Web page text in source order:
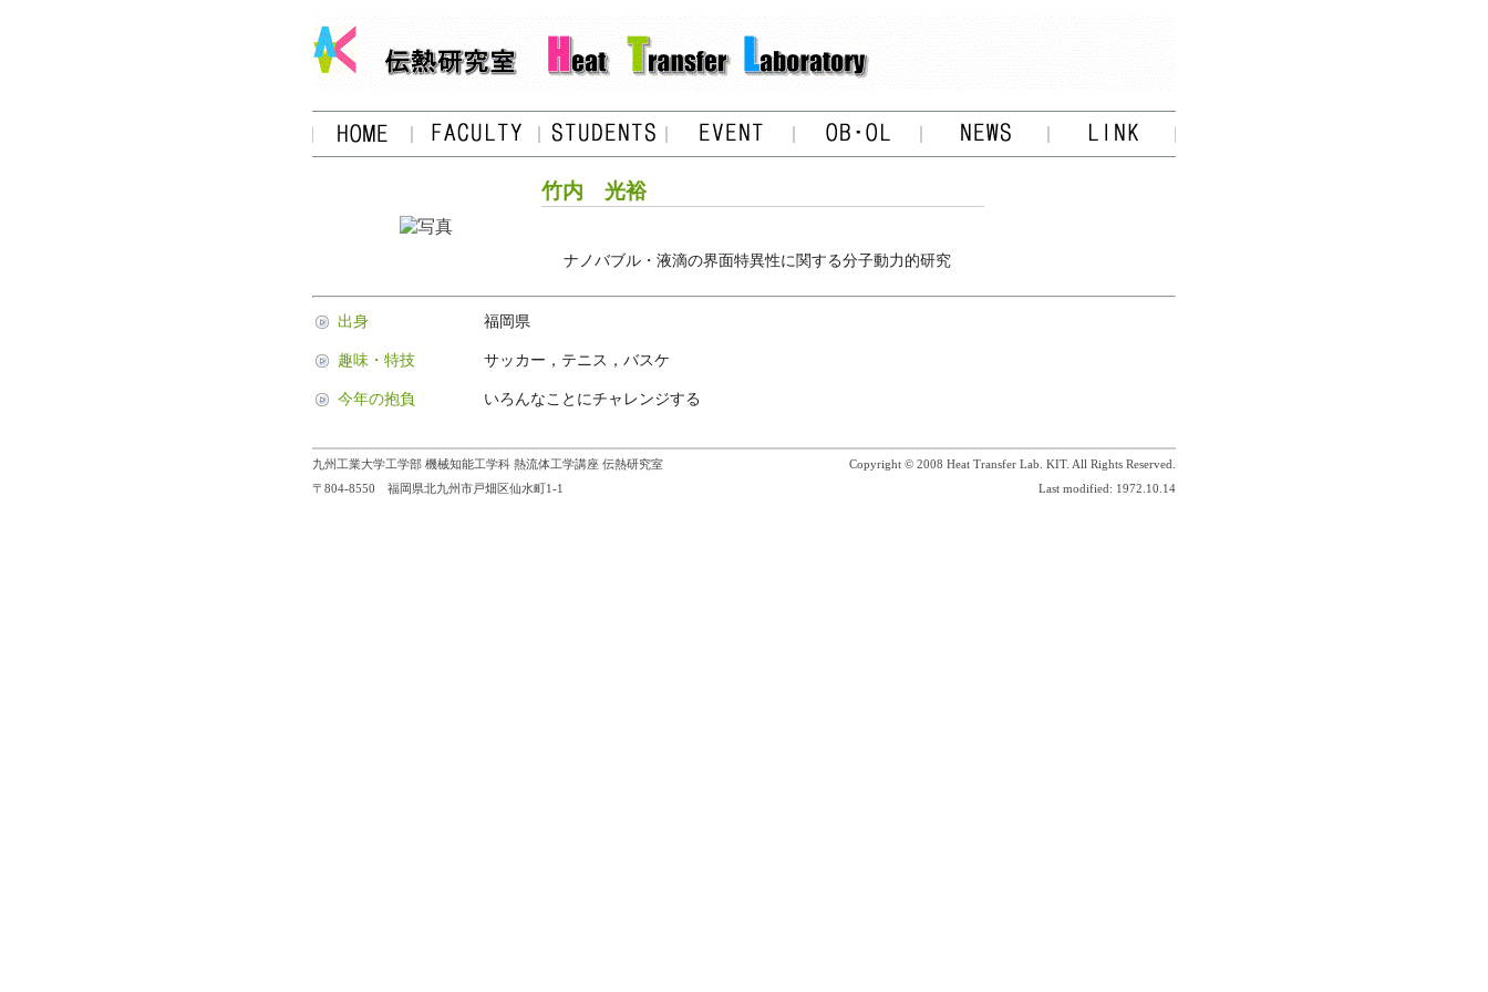
竹内 光裕
ナノバブル・液滴の界面特異性に関する分子動力的研究
出身 福岡県
趣味・特技 サッカー，テニス，バスケ
今年の抱負 いろんなことにチャレンジする
九州工業大学工学部 機械知能工学科 熱流体工学講座 伝熱研究室
〒804-8550 福岡県北九州市戸畑区仙水町1-1
Copyright © 2008 Heat Transfer Lab. KIT. All Rights Reserved.
Last modified: 1972.10.14